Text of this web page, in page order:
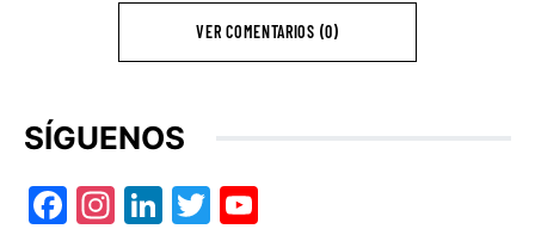
VER COMENTARIOS (0)
SÍGUENOS
Facebook
Instagram
LinkedIn
Twitter